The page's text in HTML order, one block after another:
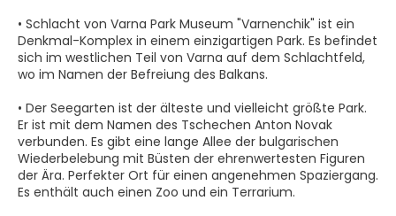
• Schlacht von Varna Park Museum "Varnenchik" ist ein
Denkmal-Komplex in einem einzigartigen Park. Es befindet
sich im westlichen Teil von Varna auf dem Schlachtfeld,
wo im Namen der Befreiung des Balkans.
• Der Seegarten ist der älteste und vielleicht größte Park.
Er ist mit dem Namen des Tschechen Anton Novak
verbunden. Es gibt eine lange Allee der bulgarischen
Wiederbelebung mit Büsten der ehrenwertesten Figuren
der Ära. Perfekter Ort für einen angenehmen Spaziergang.
Es enthält auch einen Zoo und ein Terrarium.